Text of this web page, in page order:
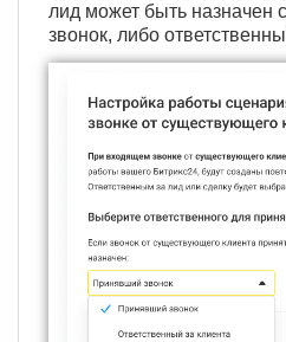
лид может быть назначен
звонок, либо